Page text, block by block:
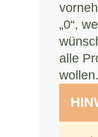
„0“,
alle
wollen.